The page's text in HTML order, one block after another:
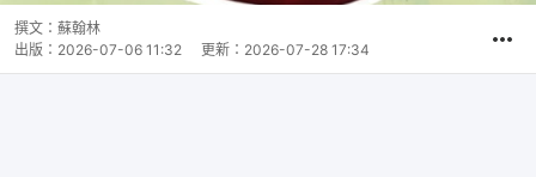
撰文： 蘇翰林
出版： 2026-07-06 11:32 更新： 2026-07-28 17:34